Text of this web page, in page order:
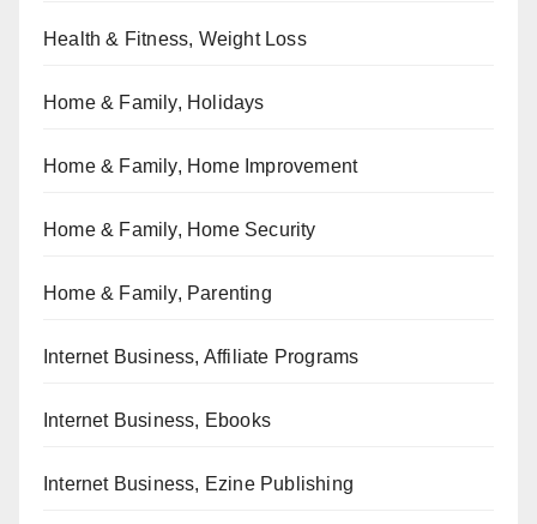
Health & Fitness, Weight Loss
Home & Family, Holidays
Home & Family, Home Improvement
Home & Family, Home Security
Home & Family, Parenting
Internet Business, Affiliate Programs
Internet Business, Ebooks
Internet Business, Ezine Publishing